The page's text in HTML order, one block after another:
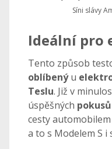
Síni slávy
Ideální pro
Tento způsob
oblíbenýu
Teslu. Již v
úspěšných pokusů
cesty
a to s Modelem S i